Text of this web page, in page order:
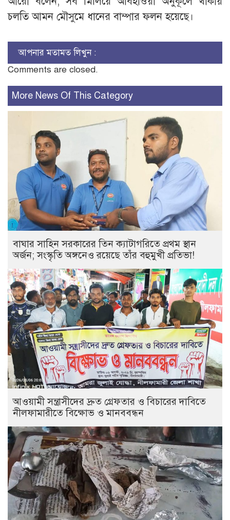
চলতি আমন মৌসুমে ধানের বাম্পার ফলন হয়েছে।
আপনার মতামত লিখুন :
Comments are closed.
More News Of This Category
বাঘার সাহিন সরকারের তিন ক্যাটাগরিতে প্রথম স্থান
অর্জন; সংস্কৃতি অঙ্গনেও রয়েছে তাঁর বহুমুখী প্রতিভা!
আওয়ামী সন্ত্রাসীদের দ্রুত গ্রেফতার ও বিচারের দাবিতে
নীলফামারীতে বিক্ষোভ ও মানববন্ধন